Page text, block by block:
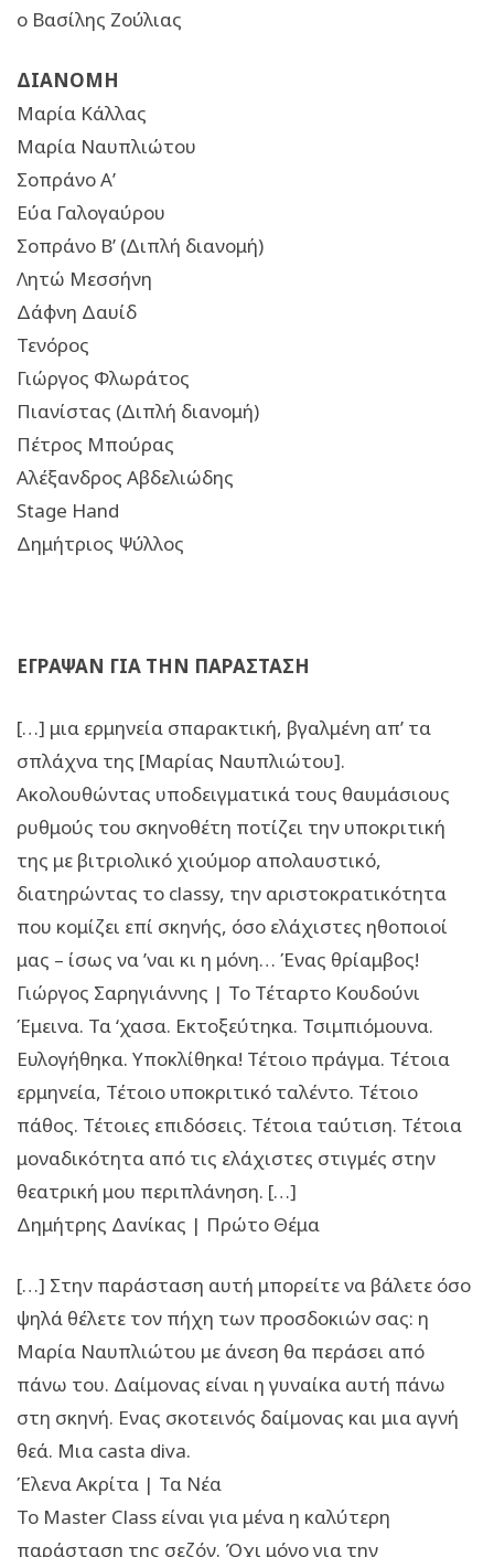
ο Βασίλης Ζούλιας
ΔΙΑΝΟΜΗ
Μαρία Κάλλας
Μαρία Ναυπλιώτου
Σοπράνο Α’
Εύα Γαλογαύρου
Σοπράνο Β’ (Διπλή διανομή)
Λητώ Μεσσήνη
Δάφνη Δαυίδ
Τενόρος
Γιώργος Φλωράτος
Πιανίστας (Διπλή διανομή)
Πέτρος Μπούρας
Αλέξανδρος Αβδελιώδης
Stage Hand
Δημήτριος Ψύλλος
ΕΓΡΑΨΑΝ ΓΙΑ ΤΗΝ ΠΑΡΑΣΤΑΣΗ
[…] μια ερμηνεία σπαρακτική, βγαλμένη απ’ τα
σπλάχνα της [Μαρίας Ναυπλιώτου].
Ακολουθώντας υποδειγματικά τους θαυμάσιους
ρυθμούς του σκηνοθέτη ποτίζει την υποκριτική
της με βιτριολικό χιούμορ απολαυστικό,
διατηρώντας το classy, την αριστοκρατικότητα
που κομίζει επί σκηνής, όσο ελάχιστες ηθοποιοί
μας – ίσως να ’ναι κι η μόνη… Ένας θρίαμβος!
Γιώργος Σαρηγιάννης | Το Τέταρτο Κουδούνι
Έμεινα. Τα ‘χασα. Εκτοξεύτηκα. Τσιμπιόμουνα.
Ευλογήθηκα. Υποκλίθηκα! Τέτοιο πράγμα. Τέτοια
ερμηνεία, Τέτοιο υποκριτικό ταλέντο. Τέτοιο
πάθος. Τέτοιες επιδόσεις. Τέτοια ταύτιση. Τέτοια
μοναδικότητα από τις ελάχιστες στιγμές στην
θεατρική μου περιπλάνηση. […]
Δημήτρης Δανίκας | Πρώτο Θέμα
[…] Στην παράσταση αυτή μπορείτε να βάλετε όσο
ψηλά θέλετε τον πήχη των προσδοκιών σας: η
Μαρία Ναυπλιώτου με άνεση θα περάσει από
πάνω του. Δαίμονας είναι η γυναίκα αυτή πάνω
στη σκηνή. Ενας σκοτεινός δαίμονας και μια αγνή
θεά. Μια casta diva.
Έλενα Ακρίτα | Τα Νέα
Το Master Class είναι για μένα η καλύτερη
παράσταση της σεζόν. Όχι μόνο για την